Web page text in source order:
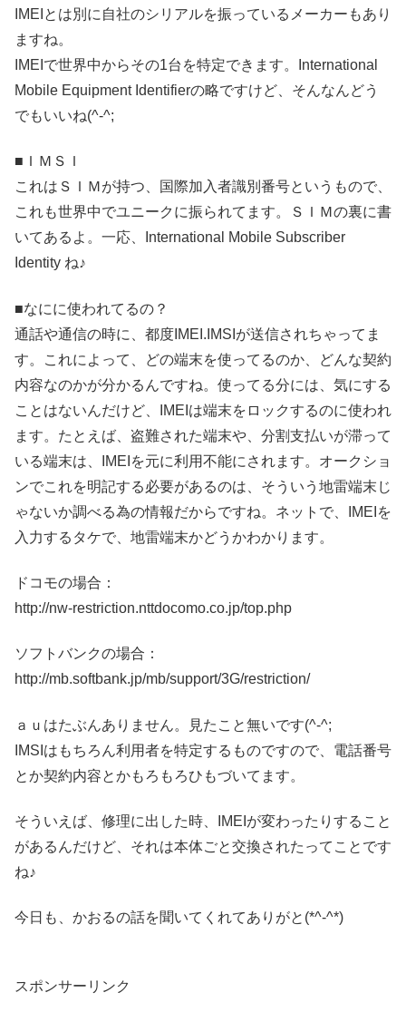
IMEIとは別に自社のシリアルを振っているメーカーもあり
ますね。
IMEIで世界中からその1台を特定できます。International
Mobile Equipment Identifierの略ですけど、そんなんどう
でもいいね(^-^;
■ＩＭＳＩ
これはＳＩＭが持つ、国際加入者識別番号というもので、
これも世界中でユニークに振られてます。ＳＩＭの裏に書
いてあるよ。一応、International Mobile Subscriber
Identity ね♪
■なにに使われてるの？
通話や通信の時に、都度IMEI.IMSIが送信されちゃってま
す。これによって、どの端末を使ってるのか、どんな契約
内容なのかが分かるんですね。使ってる分には、気にする
ことはないんだけど、IMEIは端末をロックするのに使われ
ます。たとえば、盗難された端末や、分割支払いが滞って
いる端末は、IMEIを元に利用不能にされます。オークショ
ンでこれを明記する必要があるのは、そういう地雷端末じ
ゃないか調べる為の情報だからですね。ネットで、IMEIを
入力するタケで、地雷端末かどうかわかります。
ドコモの場合：
http://nw-restriction.nttdocomo.co.jp/top.php
ソフトバンクの場合：
http://mb.softbank.jp/mb/support/3G/restriction/
ａｕはたぶんありません。見たこと無いです(^-^;
IMSIはもちろん利用者を特定するものですので、電話番号
とか契約内容とかもろもろひもづいてます。
そういえば、修理に出した時、IMEIが変わったりすること
があるんだけど、それは本体ごと交換されたってことです
ね♪
今日も、かおるの話を聞いてくれてありがと(*^-^*)
スポンサーリンク